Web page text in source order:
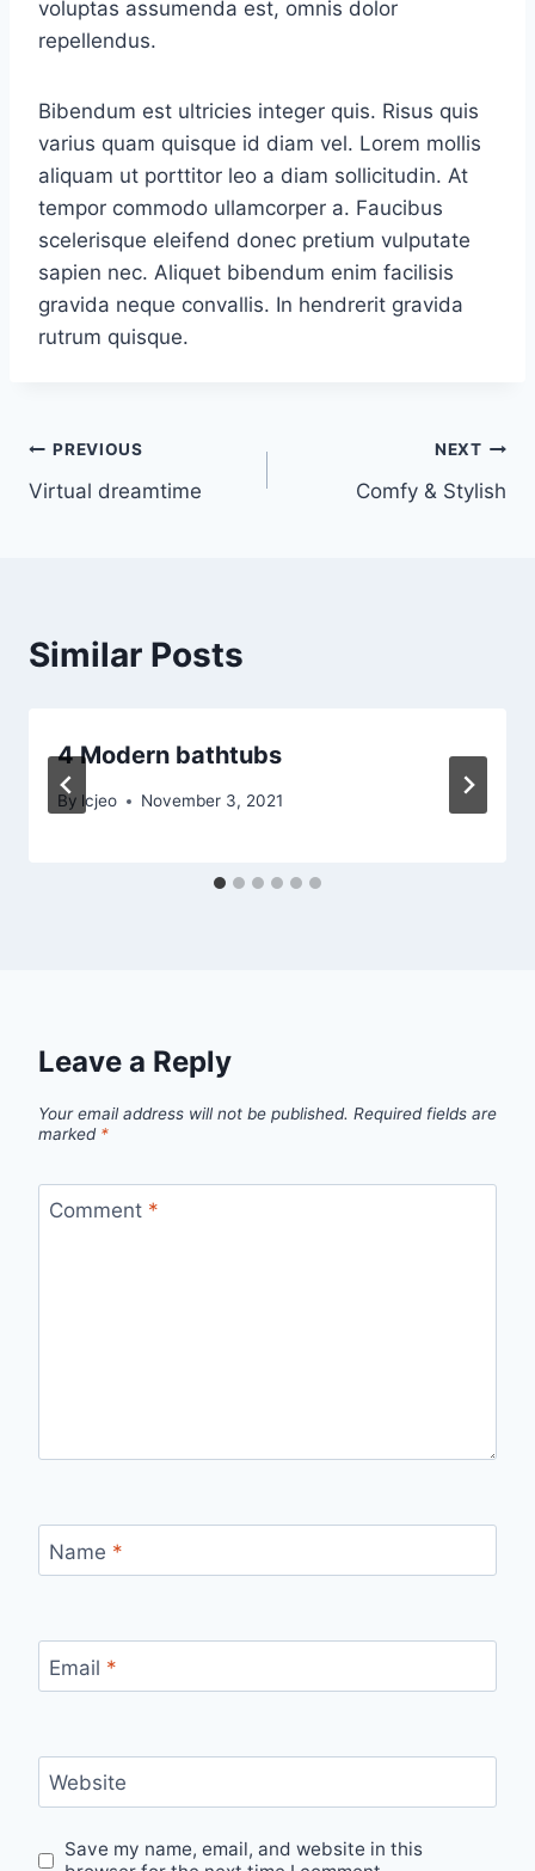
voluptas assumenda est, omnis dolor
repellendus.
Bibendum est ultricies integer quis. Risus quis
varius quam quisque id diam vel. Lorem mollis
aliquam ut porttitor leo a diam sollicitudin. At
tempor commodo ullamcorper a. Faucibus
scelerisque eleifend donec pretium vulputate
sapien nec. Aliquet bibendum enim facilisis
gravida neque convallis. In hendrerit gravida
rutrum quisque.
Post
navigation
PREVIOUS
Virtual dreamtime
NEXT
Comfy & Stylish
Similar Posts
4 Modern bathtubs
By lcjeo November 3, 2021
Leave a Reply
Your email address will not be published. Required fields are
marked *
Comment *
Name *
Email *
Website
Save my name, email, and website in this